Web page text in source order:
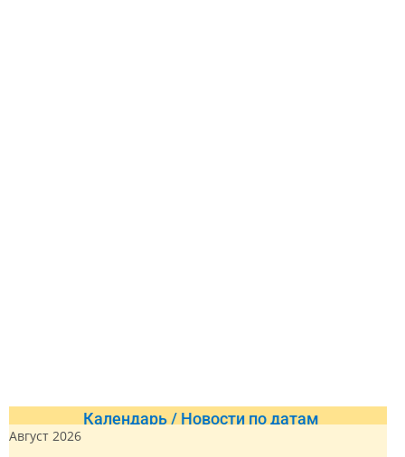
Календарь / Новости по датам
Август 2026